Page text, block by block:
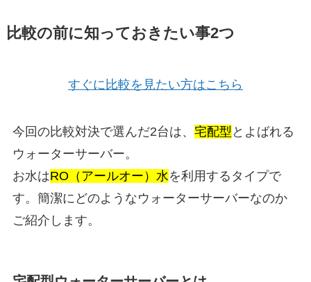
比較の前に知っておきたい事2つ
すぐに比較を見たい方はこちら
今回の比較対決で選んだ2台は、 宅配型 とよばれる
ウォーターサーバー。
お水はRO（アールオー）水を利用するタイプで
す。簡潔にどのようなウォーターサーバーなのか
ご紹介します。